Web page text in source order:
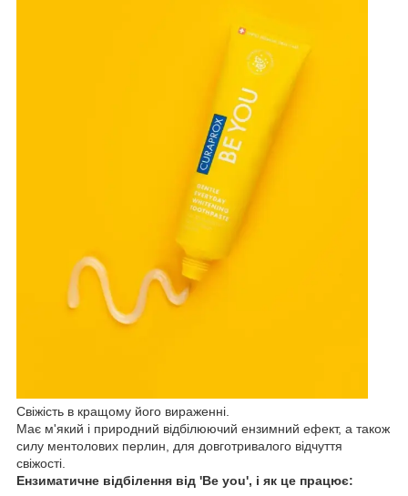
Свіжість в кращому його вираженні.
Має м'який і природний відбілюючий ензимний ефект, а також
силу ментолових перлин, для довготривалого відчуття
свіжості.
Ензиматичне відбілення від 'Be you', і як це працює: